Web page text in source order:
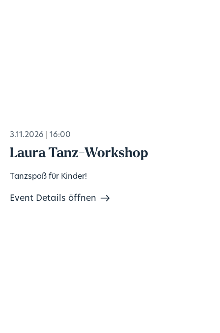
3.11.2026 16:00
Laura Tanz-Workshop
Tanzspaß für Kinder!
Event Details öffnen